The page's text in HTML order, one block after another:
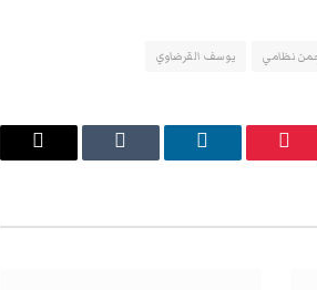
نظامي يوسف القرضاوي
بينتيريست لينكدإن Tumblr
البريد